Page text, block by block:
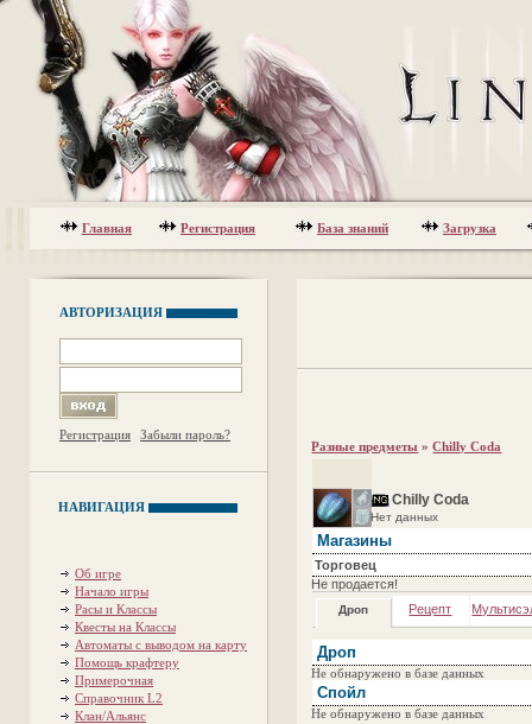
Главная Регистрация База знаний Загрузка
АВТОРИЗАЦИЯ
Регистрация Забыли пароль?
НАВИГАЦИЯ
Об игре
Начало игры
Расы и Классы
Квесты на Классы
Автоматы с выводом на карту
Помощь крафтеру
Примерочная
Справочник L2
Клан/Альянс
Разные предметы »Chilly Coda
Chilly Coda
Нет данных
Магазины
Торговец
Не продается!
Дроп Рецепт
Дроп
Не обнаружено в базе данных
Спойл
Не обнаружено в базе данных